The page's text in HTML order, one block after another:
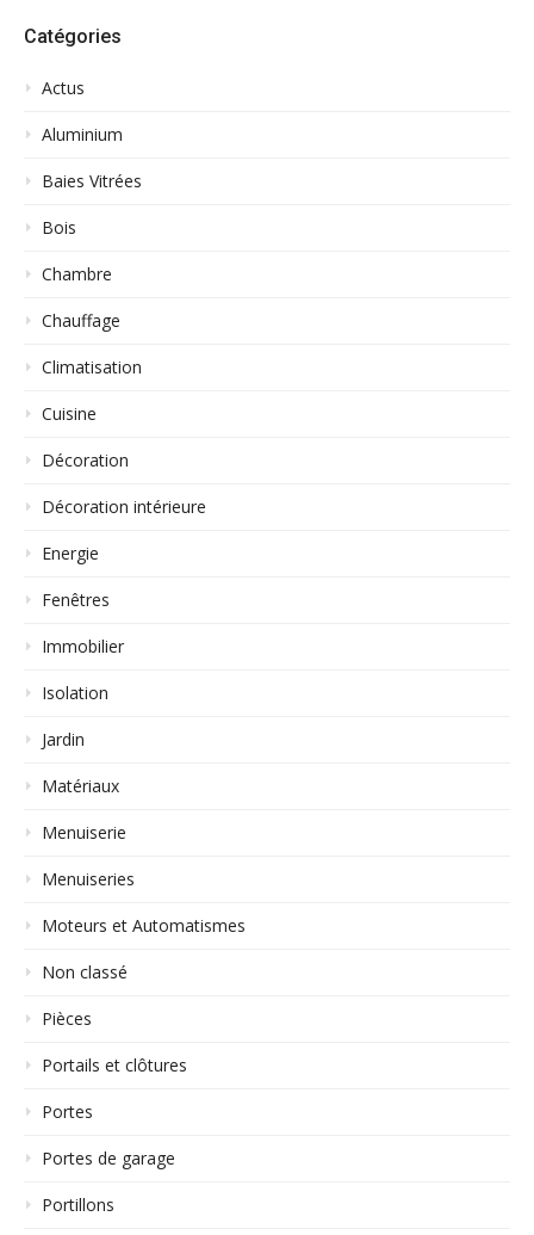
Catégories
Actus
Aluminium
Baies Vitrées
Bois
Chambre
Chauffage
Climatisation
Cuisine
Décoration
Décoration intérieure
Energie
Fenêtres
Immobilier
Isolation
Jardin
Matériaux
Menuiserie
Menuiseries
Moteurs et Automatismes
Non classé
Pièces
Portails et clôtures
Portes
Portes de garage
Portillons